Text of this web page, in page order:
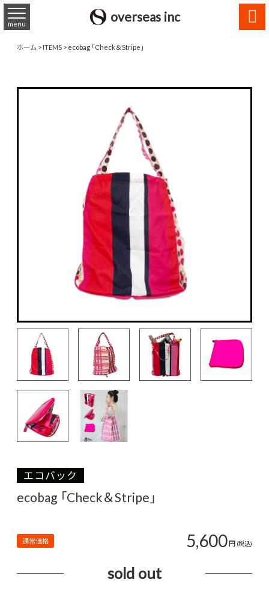
overseas inc
menu 
ホーム>ITEMS>ecobag 「Check＆Stripe」
エコバック
ecobag 「Check＆Stripe」
通常価格 5,600円 (税込)
sold out